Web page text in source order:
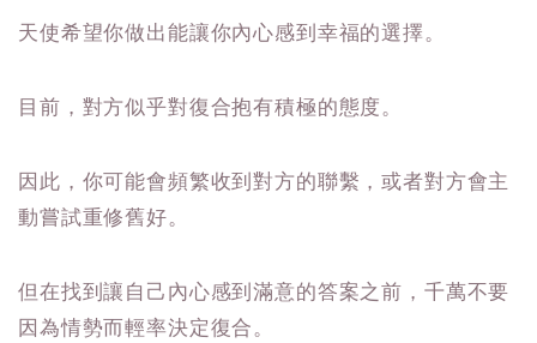
天使希望你做出能讓你內心感到幸福的選擇。
目前，對方似乎對復合抱有積極的態度。
因此，你可能會頻繁收到對方的聯繫，或者對方會主
動嘗試重修舊好。
但在找到讓自己內心感到滿意的答案之前，千萬不要
因為情勢而輕率決定復合。